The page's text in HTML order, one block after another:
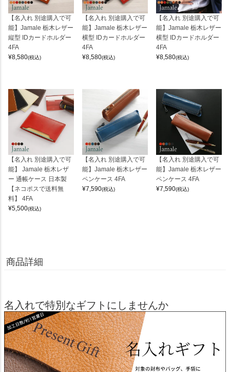
【名入れ 別途購入で可
能】Jamale 栃木レザー
縦型 IDカードホルダー
4FA
¥8,580(税込)
【名入れ 別途購入で可
能】Jamale 栃木レザー
横型 IDカードホルダー
4FA
¥8,580(税込)
【名入れ 別途購入で可
能】Jamale 栃木レザー
横型 IDカードホルダー
4FA
¥8,580(税込)
【名入れ 別途購入で可
能】 Jamale 栃木レザ
ー 通帳ケース 日本製
【ネコポスで送料無
料】 4FA
¥5,500(税込)
【名入れ 別途購入で可
能】Jamale 栃木レザー
ペンケース 4FA
¥7,590(税込)
【名入れ 別途購入で可
能】Jamale 栃木レザー
ペンケース 4FA
¥7,590(税込)
商品詳細
名入れで特別なギフトにしませんか